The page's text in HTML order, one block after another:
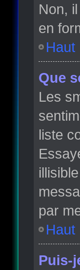
Non,
en
Haut
Que
Les
liste
par
Haut
Puis-